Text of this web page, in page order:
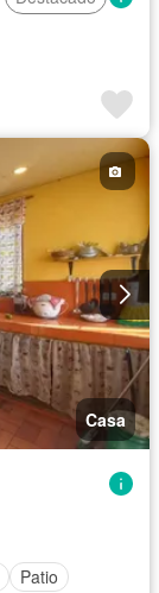
Casa
Patio